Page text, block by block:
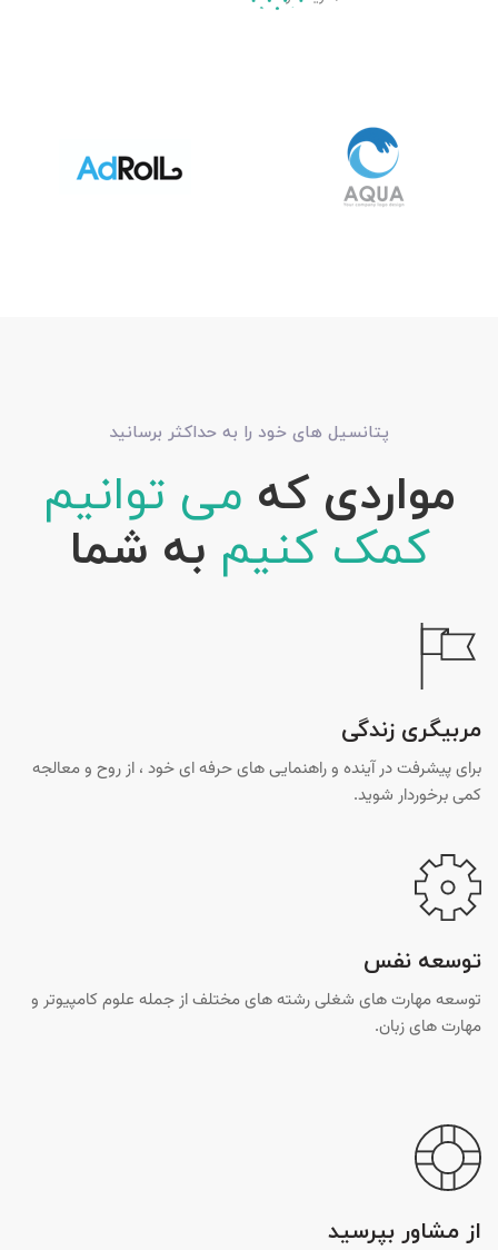
پتانسیل های خود را به حداکثر برسانید
مواردی که می توانیم
کمک کنیم به شما
مربیگری زندگی
برای پیشرفت در آینده و راهنمایی های حرفه ای خود ، از روح و معالجه
کمی برخوردار شوید.
توسعه نفس
توسعه مهارت های شغلی رشته های مختلف از جمله علوم کامپیوتر و
مهارت های زبان.
از مشاور بپرسید